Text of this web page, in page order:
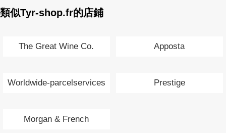
類似Tyr-shop.fr的店鋪
The Great Wine Co. Apposta
Worldwide-parcelservices Prestige
Morgan & French